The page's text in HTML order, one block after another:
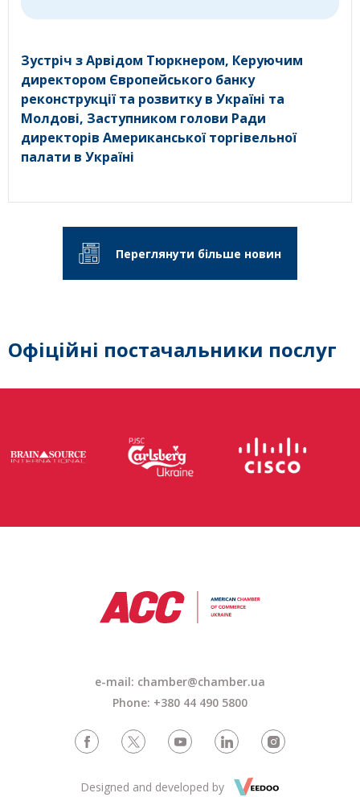
Зустріч з Арвідом Тюркнером, Керуючим
директором Європейського банку
реконструкції та розвитку в Україні та
Молдові, Заступником голови Ради
директорів Американської торгівельної
палати в Україні
Переглянути більше новин
Офіційні постачальники послуг
e-mail: chamber@chamber.ua
Phone: +380 44 490 5800
Designed and developed by